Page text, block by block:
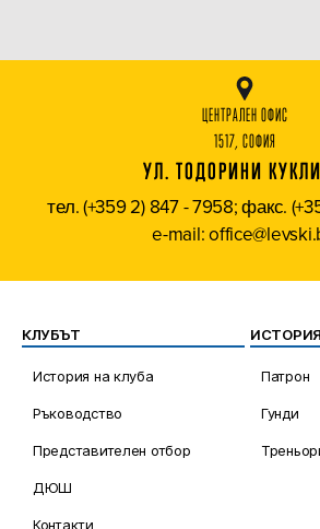
ЦЕНТРАЛЕН ОФИС
1517, СОФИЯ
УЛ. ТОДОРИНИ
тел. (+359 2) 847 - 7958; факс.
e-mail:
КЛУБЪТ
История на клуба
Ръководство
Представителен отбор
ДЮШ
Контакти
ИСТОРИЯ
Патрон
Гунди